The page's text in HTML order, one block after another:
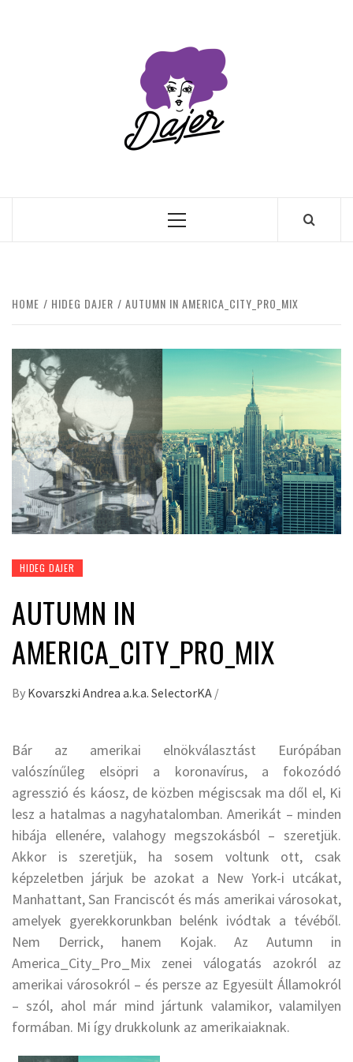
Primary
HOME HIDEG DAJER AUTUMN IN AMERICA_CITY_PRO_MIX
HIDEG DAJER
AUTUMN IN
AMERICA_CITY_PRO_MIX
By Kovarszki Andrea a.k.a. SelectorKA /
Bár az amerikai elnökválasztást Európában
valószínűleg elsöpri a koronavírus, a fokozódó
agresszió és káosz, de közben mégiscsak ma dől el, Ki
lesz a hatalmas a nagyhatalomban. Amerikát – minden
hibája ellenére, valahogy megszokásból – szeretjük.
Akkor is szeretjük, ha sosem voltunk ott, csak
képzeletben járjuk be azokat a New York-i utcákat,
Manhattant, San Franciscót és más amerikai városokat,
amelyek gyerekkorunkban belénk ivódtak a tévéből.
Nem Derrick, hanem Kojak. Az Autumn in
America_City_Pro_Mix zenei válogatás azokról az
amerikai városokról – és persze az Egyesült Államokról
– szól, ahol már mind jártunk valamikor, valamilyen
formában. Mi így drukkolunk az amerikaiaknak.